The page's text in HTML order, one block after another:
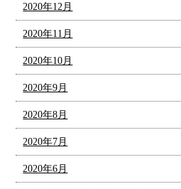
2020年12月
2020年11月
2020年10月
2020年9月
2020年8月
2020年7月
2020年6月